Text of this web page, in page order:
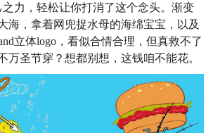
之力，轻松让你打消了这个念头。渐变
海，拿着网兜捉水母的海绵宝宝，以及
立体logo，看似合情合理，但真救不了
圣节穿？想都别想，这钱咱不能花。